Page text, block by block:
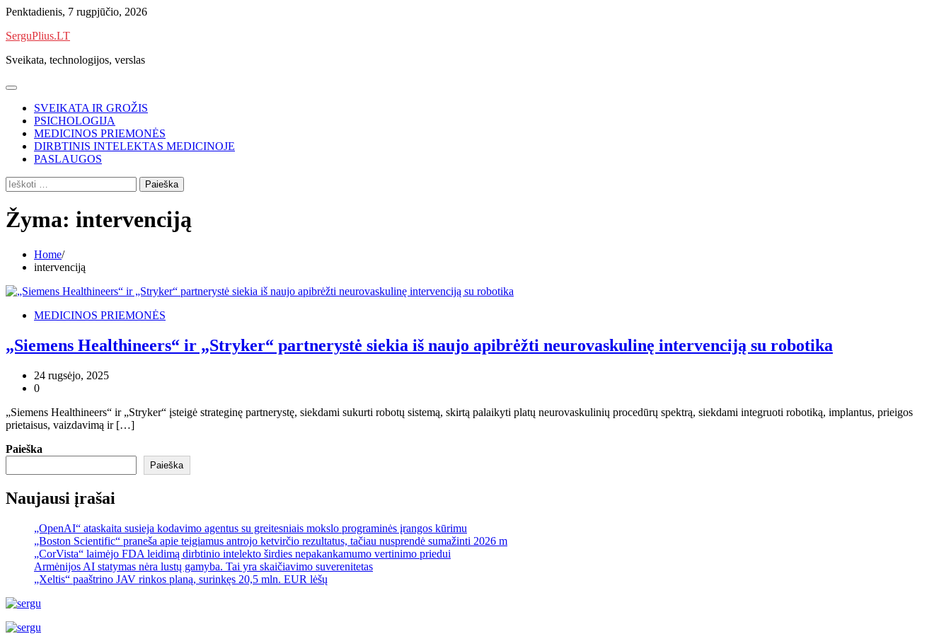
Skip
content
Penktadienis, 7 rugpjūčio, 2026
SerguPlius.LT
Sveikata, technologijos, verslas
SVEIKATA IR GROŽIS
PSICHOLOGIJA
MEDICINOS PRIEMONĖS
DIRBTINIS INTELEKTAS MEDICINOJE
PASLAUGOS
Ieškoti:
Žyma: intervenciją
Home
intervenciją
MEDICINOS PRIEMONĖS
„Siemens Healthineers“ ir „Stryker“ partnerystė siekia iš naujo apibrėžti neurovaskulinę intervenciją su robotika
24 rugsėjo, 2025
0
„Siemens Healthineers“ ir „Stryker“ įsteigė strateginę partnerystę, siekdami sukurti robotų sistemą, skirtą palaikyti platų neurovaskulinių procedūrų spektrą, siekdami integruoti robotiką, implantus, prieigos
prietaisus, vaizdavimą ir […]
Paieška
Paieška
Naujausi įrašai
„OpenAI“ ataskaita susieja kodavimo agentus su greitesniais mokslo programinės įrangos kūrimu
„Boston Scientific“ praneša apie teigiamus antrojo ketvirčio rezultatus, tačiau nusprendė sumažinti 2026 m
„CorVista“ laimėjo FDA leidimą dirbtinio intelekto širdies nepakankamumo vertinimo priedui
Armėnijos AI statymas nėra lustų gamyba. Tai yra skaičiavimo suverenitetas
„Xeltis“ paaštrino JAV rinkos planą, surinkęs 20,5 mln. EUR lėšų